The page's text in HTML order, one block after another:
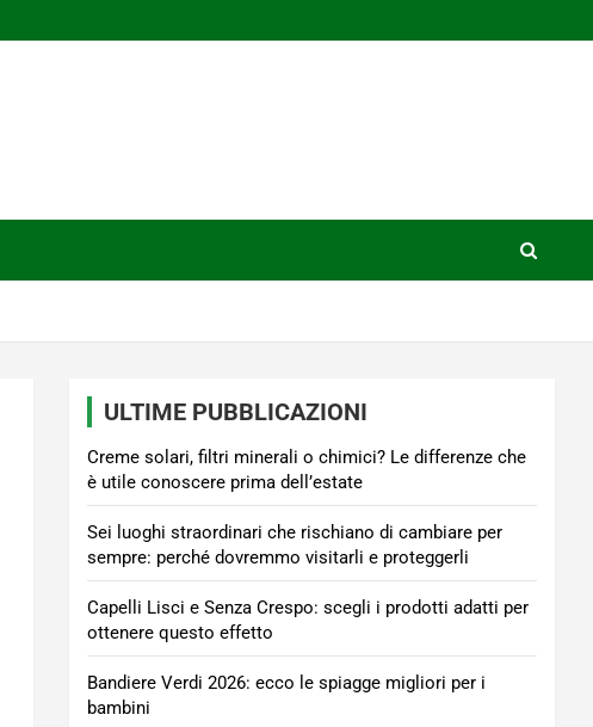
ULTIME PUBBLICAZIONI
Creme solari, filtri minerali o chimici? Le differenze che
è utile conoscere prima dell’estate
Sei luoghi straordinari che rischiano di cambiare per
sempre: perché dovremmo visitarli e proteggerli
Capelli Lisci e Senza Crespo: scegli i prodotti adatti per
ottenere questo effetto
Bandiere Verdi 2026: ecco le spiagge migliori per i
bambini